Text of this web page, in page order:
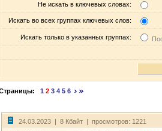
Не искать в ключевых словах:
Искать во всех группах ключевых слов:
Искать только в указанных группах:
1 2 3 4 5 6
24.03.2023 | 8 Кбайт | просмотров: 1221